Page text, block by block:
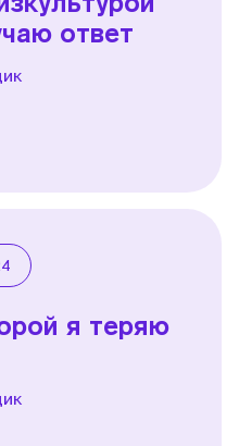
ответ
я теряю